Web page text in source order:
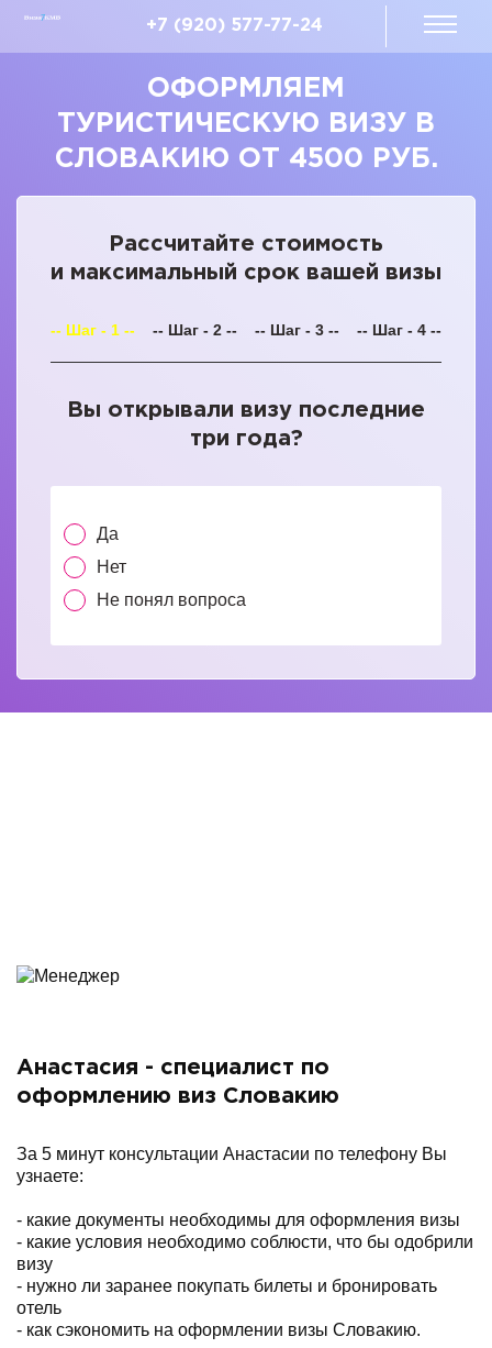
+7 (920) 577-77-24
ОФОРМЛЯЕМ
ТУРИСТИЧЕСКУЮ ВИЗУ В
СЛОВАКИЮ ОТ 4500 РУБ.
Рассчитайте стоимость
и максимальный срок вашей визы
-- Шаг - 1 -- -- Шаг - 2 -- -- Шаг - 3 -- -- Шаг - 4 --
Вы открывали визу последние
три года?
Да
Нет
Не понял вопроса
Анастасия - специалист по
оформлению виз Словакию
За 5 минут консультации Анастасии по телефону Вы
узнаете:
- какие документы необходимы для оформления визы
- какие условия необходимо соблюсти, что бы одобрили
визу
- нужно ли заранее покупать билеты и бронировать
отель
- как сэкономить на оформлении визы Словакию.